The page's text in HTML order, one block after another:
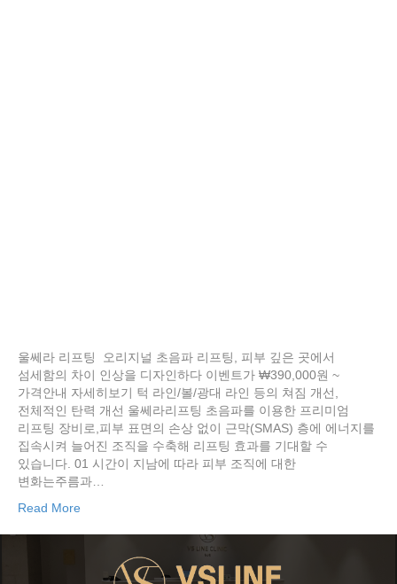
울쎄라 리프팅 오리지널 초음파 리프팅, 피부 깊은 곳에서
섬세함의 차이 인상을 디자인하다 이벤트가 ₩390,000원 ~
가격안내 자세히보기 턱 라인/볼/광대 라인 등의 쳐짐 개선,
전체적인 탄력 개선 울쎄라리프팅 초음파를 이용한 프리미엄
리프팅 장비로,피부 표면의 손상 없이 근막(SMAS) 층에 에너지를
집속시켜 늘어진 조직을 수축해 리프팅 효과를 기대할 수
있습니다. 01 시간이 지남에 따라 피부 조직에 대한
변화는주름과…
Read More